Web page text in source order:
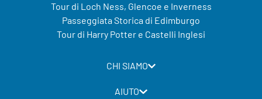
Tour di Loch Ness, Glencoe e Inverness
Passeggiata Storica di Edimburgo
Tour di Harry Potter e Castelli Inglesi
CHI SIAMO
AIUTO